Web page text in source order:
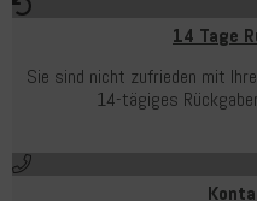
14 Tage
Sie sind nicht zufrieden mit
14-tägiges